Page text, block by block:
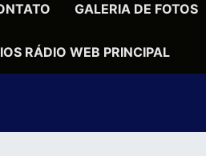
GALERIA DE FOTOS
RÁDIO WEB PRINCIPAL